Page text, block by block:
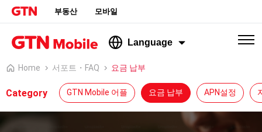
부동산 모바일
Language
Home 서포트・FAQ 요금 납부
Category GTN Mobile 어플 요금 납부 APN설정